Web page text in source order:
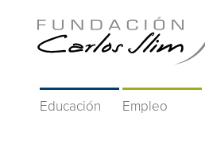
Educación Empleo